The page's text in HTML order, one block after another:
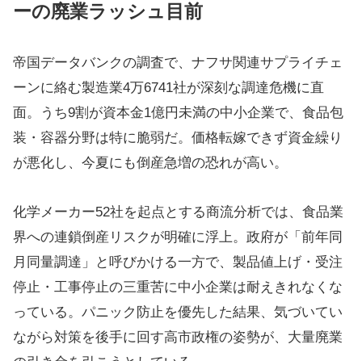
ーの廃業ラッシュ目前
帝国データバンクの調査で、ナフサ関連サプライチェ
ーンに絡む製造業4万6741社が深刻な調達危機に直
面。うち9割が資本金1億円未満の中小企業で、食品包
装・容器分野は特に脆弱だ。価格転嫁できず資金繰り
が悪化し、今夏にも倒産急増の恐れが高い。
化学メーカー52社を起点とする商流分析では、食品業
界への連鎖倒産リスクが明確に浮上。政府が「前年同
月同量調達」と呼びかける一方で、製品値上げ・受注
停止・工事停止の三重苦に中小企業は耐えきれなくな
っている。パニック防止を優先した結果、気づいてい
ながら対策を後手に回す高市政権の姿勢が、大量廃業